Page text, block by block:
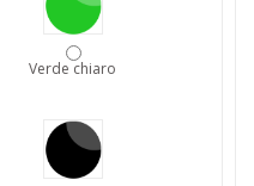
Verde chiaro